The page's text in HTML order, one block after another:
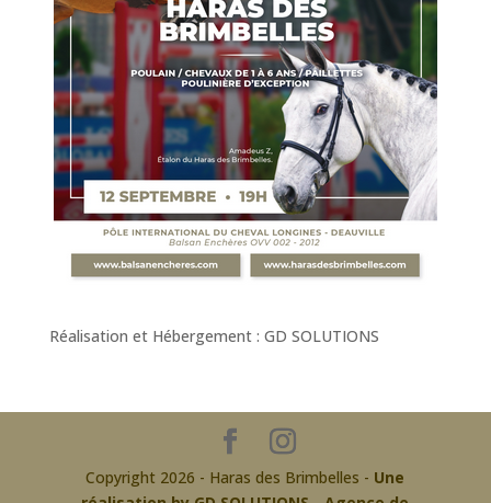
Réalisation et Hébergement : GD SOLUTIONS
Copyright 2026 - Haras des Brimbelles - Une